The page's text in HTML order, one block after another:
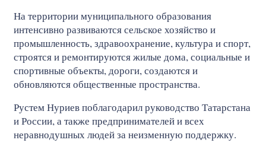
На территории муниципального образования
интенсивно развиваются сельское хозяйство и
промышленность, здравоохранение, культура и спорт,
строятся и ремонтируются жилые дома, социальные и
спортивные объекты, дороги, создаются и
обновляются общественные пространства.
Рустем Нуриев поблагодарил руководство Татарстана
и России, а также предпринимателей и всех
неравнодушных людей за неизменную поддержку.